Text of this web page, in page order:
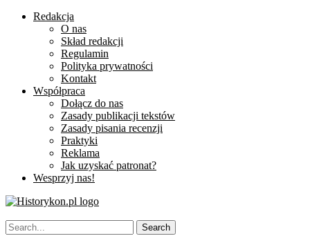
Redakcja
O nas
Skład redakcji
Regulamin
Polityka prywatności
Kontakt
Współpraca
Dołącz do nas
Zasady publikacji tekstów
Zasady pisania recenzji
Praktyki
Reklama
Jak uzyskać patronat?
Wesprzyj nas!